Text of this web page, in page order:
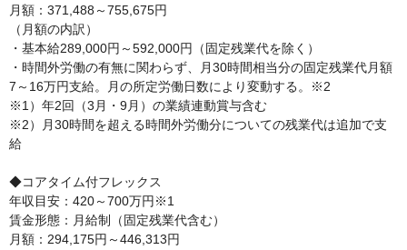
月額：371,488～755,675円
（月額の内訳）
・基本給289,000円～592,000円（固定残業代を除く）
・時間外労働の有無に関わらず、月30時間相当分の固定残業代月額
7～16万円支給。月の所定労働日数により変動する。※2
※1）年2回（3月・9月）の業績連動賞与含む
※2）月30時間を超える時間外労働分についての残業代は追加で支
給
◆コアタイム付フレックス
年収目安：420～700万円※1
賃金形態：月給制（固定残業代含む）
月額：294,175円～446,313円